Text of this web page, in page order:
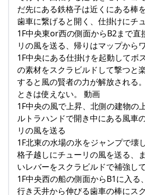
だ先にある鉄格子は近くにある棒
歯車に繋げると開く、仕掛けにチ
1F中央東or西の側面からB2まで直
リの風を送る、帰りはマップから
1F中央にある仕掛けを起動してボ
の素材をスクラビルドして撃つと
すると風の賢者の力が解放される
ときは使えない。 動画
1F中央の風で上昇、北側の建物の
ルトラハンドで開き中にある風車
リの風を送る
1F北東の水場の氷をジャンプで壊
格子越しにチューリの風を送る、
いレバーをスクラビルドで補強し
1F中央西の船の側面からB1に入る
行き天井から伸びる歯車の棒にス